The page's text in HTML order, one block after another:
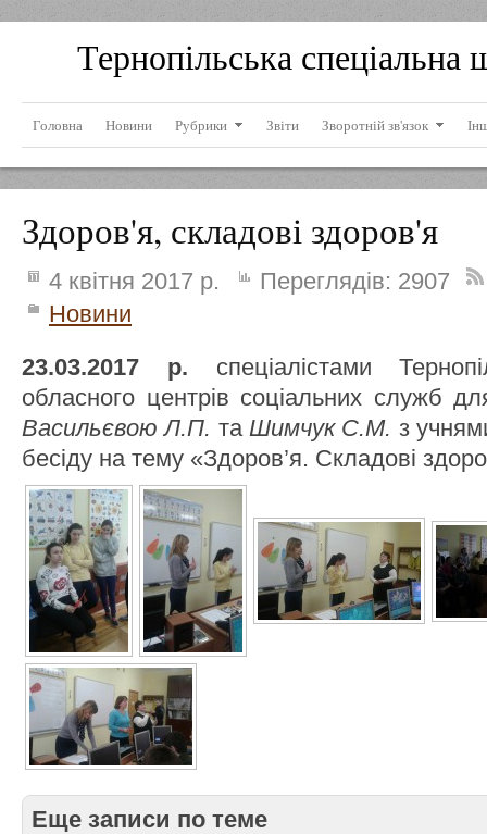
Тернопільська спеціальна
Головна Новини Рубрики Звіти Зворотній зв'язок
Здоров'я, складові здоров'я
4 квітня 2017 р. Переглядів: 2907
Новини
23.03.2017 р. спеціалістами
обласного центрів соціальних служб
Васильєвою Л.П. таШимчук С.М. з
бесіду на тему «Здоров’я. Складові
Еще записи по теме